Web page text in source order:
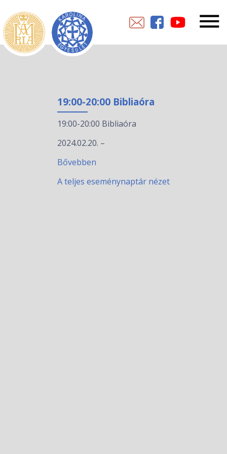
19:00-20:00 Bibliaóra
19:00-20:00 Bibliaóra
2024.02.20. –
Bővebben
A teljes eseménynaptár nézet